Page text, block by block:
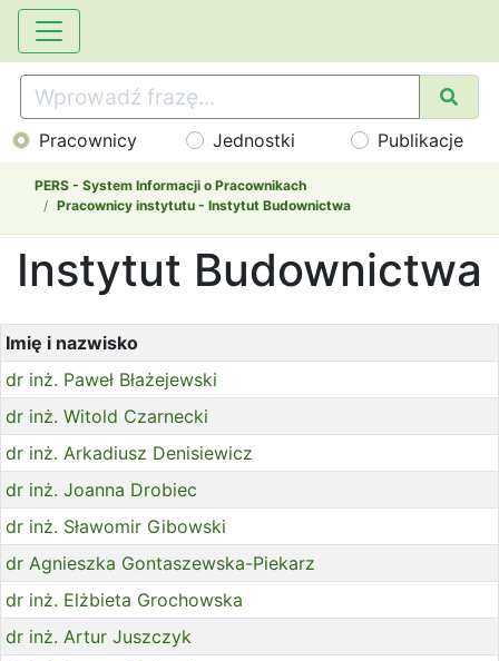
Pracownicy Jednostki Publikacje
PERS - System Informacji o Pracownikach
Pracownicy instytutu - Instytut Budownictwa
Instytut Budownictwa
Imię i nazwisko
dr inż. Paweł Błażejewski
dr inż. Witold Czarnecki
dr inż. Arkadiusz Denisiewicz
dr inż. Joanna Drobiec
dr inż. Sławomir Gibowski
dr Agnieszka Gontaszewska-Piekarz
dr inż. Elżbieta Grochowska
dr inż. Artur Juszczyk